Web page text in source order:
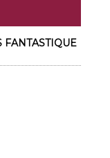
FANTASTIQUE